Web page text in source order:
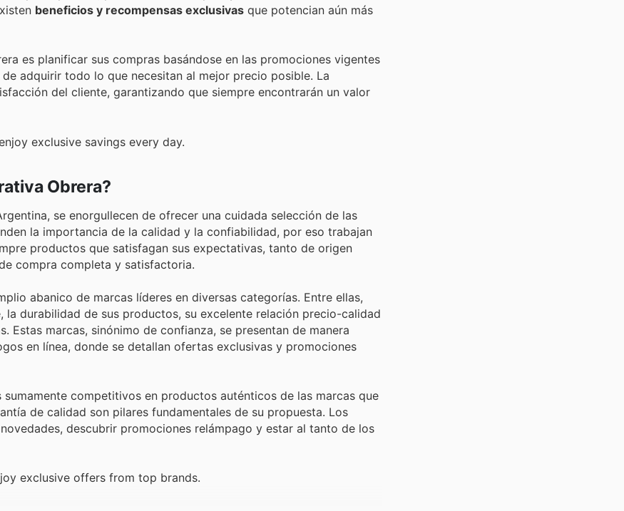
beneficios y recompensas exclusivas que potencian aún más
es planificar sus compras basándose en las promociones vigentes
adquirir todo lo que necesitan al mejor precio posible. La
del cliente, garantizando que siempre encontrarán un valor
exclusive savings every day.
Obrera?
se enorgullecen de ofrecer una cuidada selección de las
la importancia de la calidad y la confiabilidad, por eso trabajan
productos que satisfagan sus expectativas, tanto de origen
compra completa y satisfactoria.
abanico de marcas líderes en diversas categorías. Entre ellas,
durabilidad de sus productos, su excelente relación precio-calidad
marcas, sinónimo de confianza, se presentan de manera
en línea, donde se detallan ofertas exclusivas y promociones
competitivos en productos auténticos de las marcas que
de calidad son pilares fundamentales de su propuesta. Los
descubrir promociones relámpago y estar al tanto de los
exclusive offers from top brands.